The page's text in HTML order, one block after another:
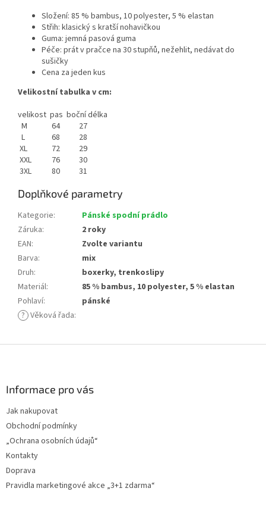
Složení: 85 % bambus, 10 polyester, 5 % elastan
Střih: klasický s kratší nohavičkou
Guma: jemná pasová guma
Péče: prát v pračce na 30 stupňů, nežehlit, nedávat do
sušičky
Cena za jeden kus
Velikostní tabulka v cm:
velikost pas boční délka
M
64
27
L
68
28
XL
72
29
XXL
76
30
3XL
80 31
Doplňkové parametry
Kategorie:
Pánské spodní prádlo
Záruka:
2 roky
EAN:
Zvolte variantu
Barva:
mix
Druh:
boxerky, trenkoslipy
Materiál:
85 % bambus, 10 polyester, 5 % elastan
Pohlaví:
pánské
? Věková řada:
Informace pro vás
Jak nakupovat
Obchodní podmínky
„Ochrana osobních údajů“
Kontakty
Doprava
Pravidla marketingové akce „3+1 zdarma“